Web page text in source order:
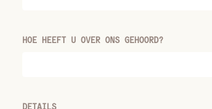
HOE HEEFT U OVER ONS GEHOORD?
DETAILS